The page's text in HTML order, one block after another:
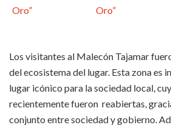
Los visitantes al Malecón Tajamar
del ecosistema del lugar. Esta zona es
lugar icónico para la sociedad local,
recientemente fueron reabiertas,
conjunto entre sociedad y gobierno.